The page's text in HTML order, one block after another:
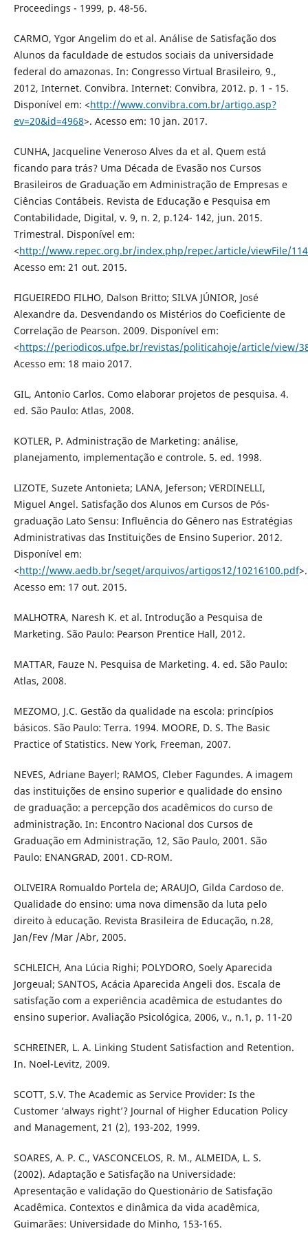
Proceedings - 1999, p. 48-56.
CARMO, Ygor Angelim do et al. Análise de Satisfação dos
Alunos da faculdade de estudos sociais da universidade
federal do amazonas. In: Congresso Virtual Brasileiro, 9.,
2012, Internet. Convibra. Internet: Convibra, 2012. p. 1 - 15.
Disponível em: <http://www.convibra.com.br/artigo.asp?
ev=20&id=4968>. Acesso em: 10 jan. 2017.
CUNHA, Jacqueline Veneroso Alves da et al. Quem está
ficando para trás? Uma Década de Evasão nos Cursos
Brasileiros de Graduação em Administração de Empresas e
Ciências Contábeis. Revista de Educação e Pesquisa em
Contabilidade, Digital, v. 9, n. 2, p.124- 142, jun. 2015.
Trimestral. Disponível em:
<http://www.repec.org.br/index.php/repec/article/viewFile/
Acesso em: 21 out. 2015.
FIGUEIREDO FILHO, Dalson Britto; SILVA JÚNIOR, José
Alexandre da. Desvendando os Mistérios do Coeficiente de
Correlação de Pearson. 2009. Disponível em:
<https://periodicos.ufpe.br/revistas/politicahoje/article/view/
Acesso em: 18 maio 2017.
GIL, Antonio Carlos. Como elaborar projetos de pesquisa. 4.
ed. São Paulo: Atlas, 2008.
KOTLER, P. Administração de Marketing: análise,
planejamento, implementação e controle. 5. ed. 1998.
LIZOTE, Suzete Antonieta; LANA, Jeferson; VERDINELLI,
Miguel Angel. Satisfação dos Alunos em Cursos de Pós-
graduação Lato Sensu: Influência do Gênero nas Estratégias
Administrativas das Instituições de Ensino Superior. 2012.
Disponível em:
<http://www.aedb.br/seget/arquivos/artigos12/10216100.pdf>.
Acesso em: 17 out. 2015.
MALHOTRA, Naresh K. et al. Introdução a Pesquisa de
Marketing. São Paulo: Pearson Prentice Hall, 2012.
MATTAR, Fauze N. Pesquisa de Marketing. 4. ed. São Paulo:
Atlas, 2008.
MEZOMO, J.C. Gestão da qualidade na escola: princípios
básicos. São Paulo: Terra. 1994. MOORE, D. S. The Basic
Practice of Statistics. New York, Freeman, 2007.
NEVES, Adriane Bayerl; RAMOS, Cleber Fagundes. A imagem
das instituições de ensino superior e qualidade do ensino
de graduação: a percepção dos acadêmicos do curso de
administração. In: Encontro Nacional dos Cursos de
Graduação em Administração, 12, São Paulo, 2001. São
Paulo: ENANGRAD, 2001. CD-ROM.
OLIVEIRA Romualdo Portela de; ARAUJO, Gilda Cardoso de.
Qualidade do ensino: uma nova dimensão da luta pelo
direito à educação. Revista Brasileira de Educação, n.28,
Jan/Fev /Mar /Abr, 2005.
SCHLEICH, Ana Lúcia Righi; POLYDORO, Soely Aparecida
Jorgeual; SANTOS, Acácia Aparecida Angeli dos. Escala de
satisfação com a experiência acadêmica de estudantes do
ensino superior. Avaliação Psicológica, 2006, v., n.1, p. 11-20
SCHREINER, L. A. Linking Student Satisfaction and Retention.
In. Noel-Levitz, 2009.
SCOTT, S.V. The Academic as Service Provider: Is the
Customer ‘always right’? Journal of Higher Education Policy
and Management, 21 (2), 193-202, 1999.
SOARES, A. P. C., VASCONCELOS, R. M., ALMEIDA, L. S.
(2002). Adaptação e Satisfação na Universidade:
Apresentação e validação do Questionário de Satisfação
Acadêmica. Contextos e dinâmica da vida acadêmica,
Guimarães: Universidade do Minho, 153-165.